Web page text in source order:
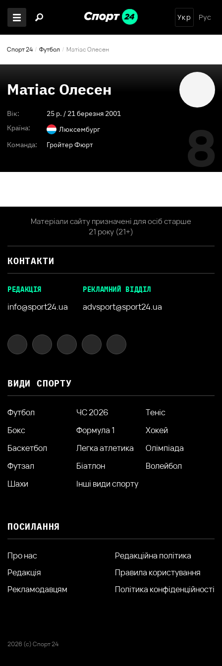
Укр Рус
Спорт 24 Футбол Матіас Олесен
Матіас Олесен
Вік: 25 p. / 21 березня 2001
Країна:
Люксембург
Команда:
Гройтер Фюрт 8
Матеріали сайту призначені для осіб старше
21 року (21+)
КОНТАКТИ
РЕДАКЦІЯ
info@sport24.ua
РЕКЛАМНИЙ ВІДДІЛ
advsport@sport24.ua
ВИДИ СПОРТУ
Футбол ЧС 2026
Теніс
Бокс
Формула 1
Хокей
Баскетбол
Легка атлетика
Олімпіада
Футзал
Біатлон
Волейбол
Шахи
Інші види спорту
ПОСИЛАННЯ
Про нас
Редакція
Рекламодавцям
Редакційна політика
Правила користування
Політика конфіденційності
2026 (с) Спорт 24